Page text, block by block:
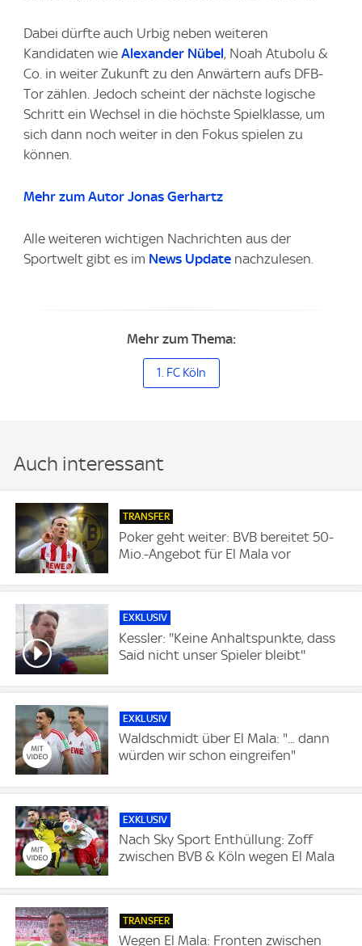
Dabei dürfte auch Urbig neben weiteren
Kandidaten wie Alexander Nübel, Noah Atubolu &
Co. in weiter Zukunft zu den Anwärtern aufs DFB-
Tor zählen. Jedoch scheint der nächste logische
Schritt ein Wechsel in die höchste Spielklasse, um
sich dann noch weiter in den Fokus spielen zu
können.
Mehr zum Autor Jonas Gerhartz
Alle weiteren wichtigen Nachrichten aus der
Sportwelt gibt es im News Update nachzulesen.
Mehr zum Thema:
1. FC Köln
Auch interessant
TRANSFER
Poker geht weiter: BVB bereitet 50-
Mio.-Angebot für El Mala vor
EXKLUSIV
Kessler: ''Keine Anhaltspunkte, dass
Said nicht unser Spieler bleibt''
EXKLUSIV
Waldschmidt über El Mala: "... dann
würden wir schon eingreifen"
EXKLUSIV
Nach Sky Sport Enthüllung: Zoff
zwischen BVB & Köln wegen El Mala
TRANSFER
Wegen El Mala: Fronten zwischen